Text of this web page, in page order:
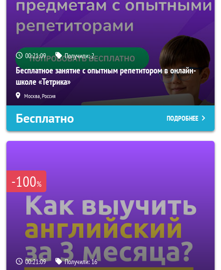
00:21:06 Получили:2
Бесплатное занятие с опытным репетитором в онлайн-
школе «Тетрика»
Москва, Россия
Бесплатно ПОДРОБНЕЕ
-100%
00:21:06 Получили:16